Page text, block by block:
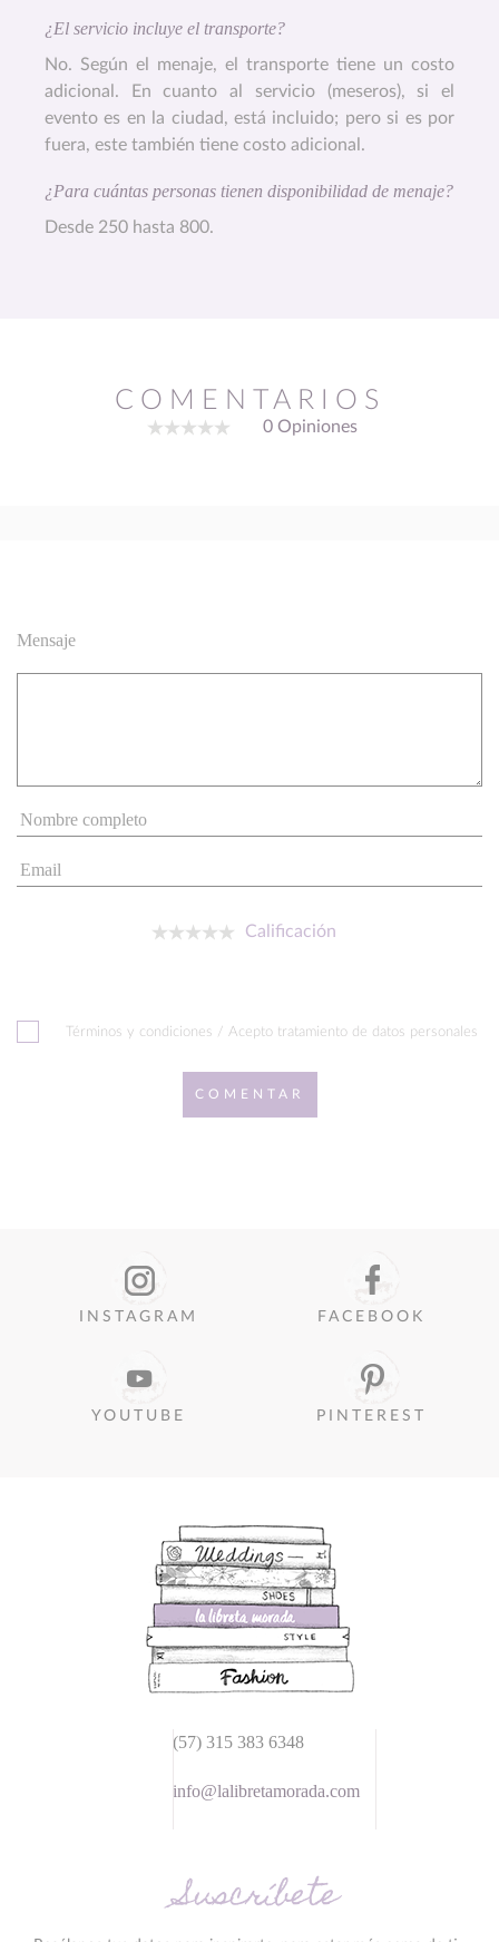
¿El servicio incluye el transporte?
No. Según el menaje, el transporte tiene un costo
adicional. En cuanto al servicio (meseros), si el
evento es en la ciudad, está incluido; pero si es por
fuera, este también tiene costo adicional.
¿Para cuántas personas tienen disponibilidad de menaje?
Desde 250 hasta 800.
COMENTARIOS
0 Opiniones
Mensaje
Calificación
Términos y condiciones / Acepto tratamiento de datos personales
COMENTAR
INSTAGRAM FACEBOOK
YOUTUBE PINTEREST
(57) 315 383 6348
info@lalibretamorada.com
Suscríbete